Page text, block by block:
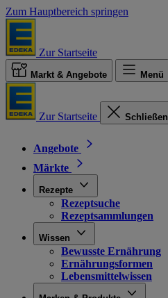
Zum Hauptbereich springen
Zur Startseite
Markt & Angebote Menü
Zur Startseite Schließen
Angebote
Märkte
Rezepte
Rezeptsuche
Rezeptsammlungen
Wissen
Bewusste Ernährung
Ernährungsformen
Lebensmittelwissen